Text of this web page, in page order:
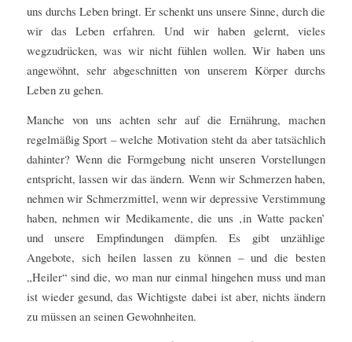
uns durchs Leben bringt. Er schenkt uns unsere Sinne, durch die
wir das Leben erfahren. Und wir haben gelernt, vieles
wegzudrücken, was wir nicht fühlen wollen. Wir haben uns
angewöhnt, sehr abgeschnitten von unserem Körper durchs
Leben zu gehen.
Manche von uns achten sehr auf die Ernährung, machen
regelmäßig Sport – welche Motivation steht da aber tatsächlich
dahinter? Wenn die Formgebung nicht unseren Vorstellungen
entspricht, lassen wir das ändern. Wenn wir Schmerzen haben,
nehmen wir Schmerzmittel, wenn wir depressive Verstimmung
haben, nehmen wir Medikamente, die uns ‚in Watte packen’
und unsere Empfindungen dämpfen. Es gibt unzählige
Angebote, sich heilen lassen zu können – und die besten
„Heiler“ sind die, wo man nur einmal hingehen muss und man
ist wieder gesund, das Wichtigste dabei ist aber, nichts ändern
zu müssen an seinen Gewohnheiten.